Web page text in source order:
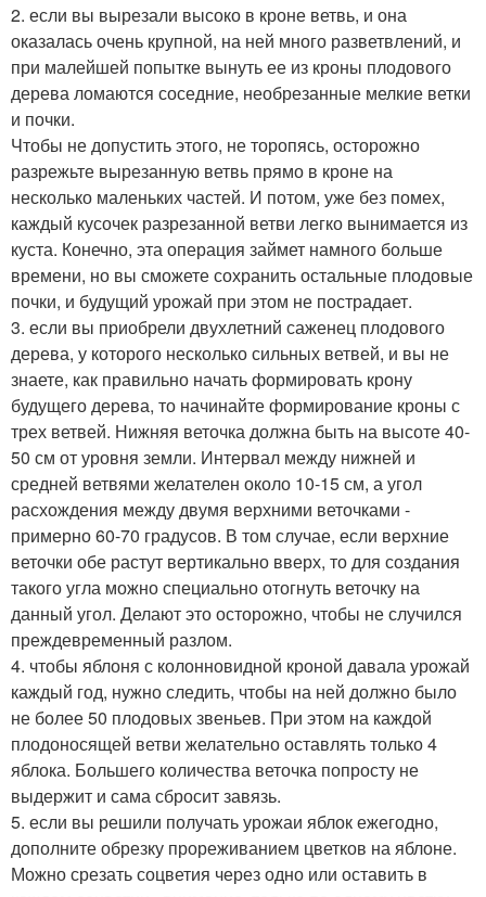
2. если вы вырезали высоко в кроне ветвь, и она
оказалась очень крупной, на ней много разветвлений, и
при малейшей попытке вынуть ее из кроны плодового
дерева ломаются соседние, необрезанные мелкие ветки
и почки.
Чтобы не допустить этого, не торопясь, осторожно
разрежьте вырезанную ветвь прямо в кроне на
несколько маленьких частей. И потом, уже без помех,
каждый кусочек разрезанной ветви легко вынимается из
куста. Конечно, эта операция займет намного больше
времени, но вы сможете сохранить остальные плодовые
почки, и будущий урожай при этом не пострадает.
3. если вы приобрели двухлетний саженец плодового
дерева, у которого несколько сильных ветвей, и вы не
знаете, как правильно начать формировать крону
будущего дерева, то начинайте формирование кроны с
трех ветвей. Нижняя веточка должна быть на высоте 40-
50 см от уровня земли. Интервал между нижней и
средней ветвями желателен около 10-15 см, а угол
расхождения между двумя верхними веточками -
примерно 60-70 градусов. В том случае, если верхние
веточки обе растут вертикально вверх, то для создания
такого угла можно специально отогнуть веточку на
данный угол. Делают это осторожно, чтобы не случился
преждевременный разлом.
4. чтобы яблоня с колонновидной кроной давала урожай
каждый год, нужно следить, чтобы на ней должно было
не более 50 плодовых звеньев. При этом на каждой
плодоносящей ветви желательно оставлять только 4
яблока. Большего количества веточка попросту не
выдержит и сама сбросит завязь.
5. если вы решили получать урожаи яблок ежегодно,
дополните обрезку прореживанием цветков на яблоне.
Можно срезать соцветия через одно или оставить в